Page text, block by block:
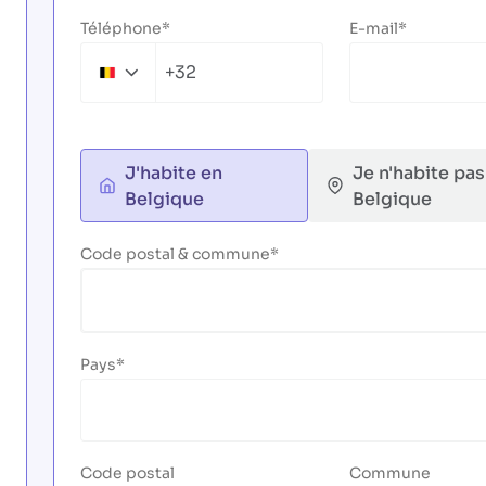
Téléphone
Belgium+32
E-mail
J'habite en
Belgique
Je n'habite
Belgique
Code postal & commune
Pays
Code postal Commune